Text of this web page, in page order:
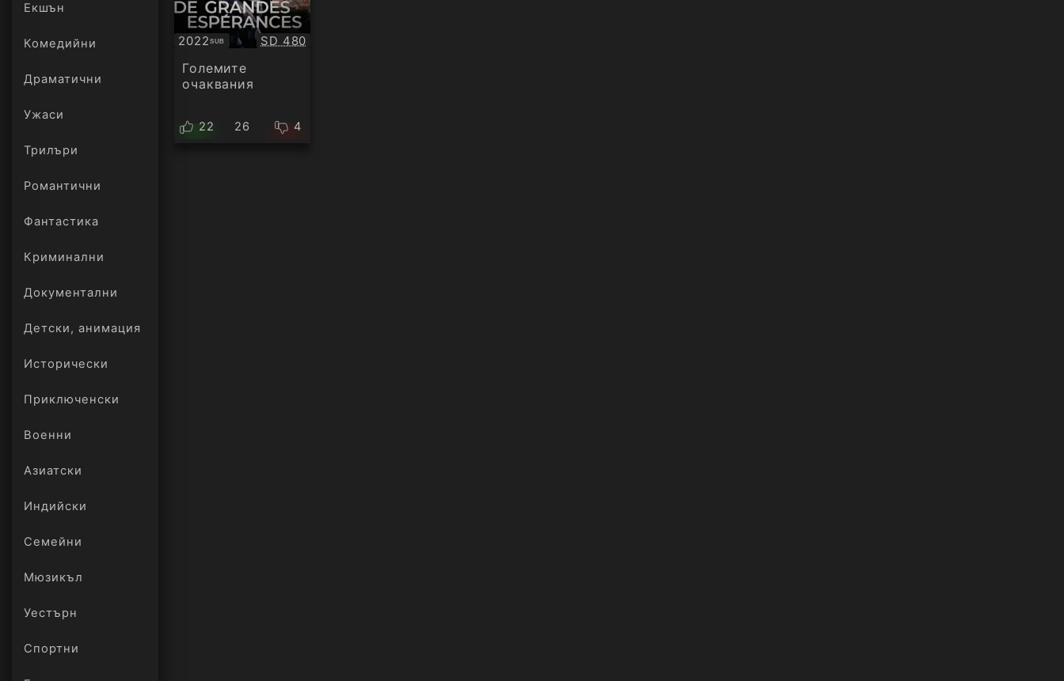
Екшън
Комедийни
Драматични
Ужаси
Трилъри
онлайн
Романтични
Фантастика
Криминални
Документални
Детски, анимация
Исторически
Приключенски
Военни
Азиатски
Индийски
Семейни
Мюзикъл
Уестърн
Спортни
2022SUB
Субтитри Качество:
SD 480
Големите
очаквания
22 26 4